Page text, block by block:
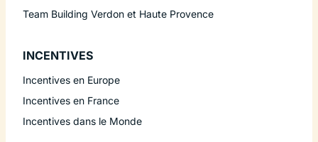
Team Building Verdon et Haute Provence
INCENTIVES
Incentives en Europe
Incentives en France
Incentives dans le Monde